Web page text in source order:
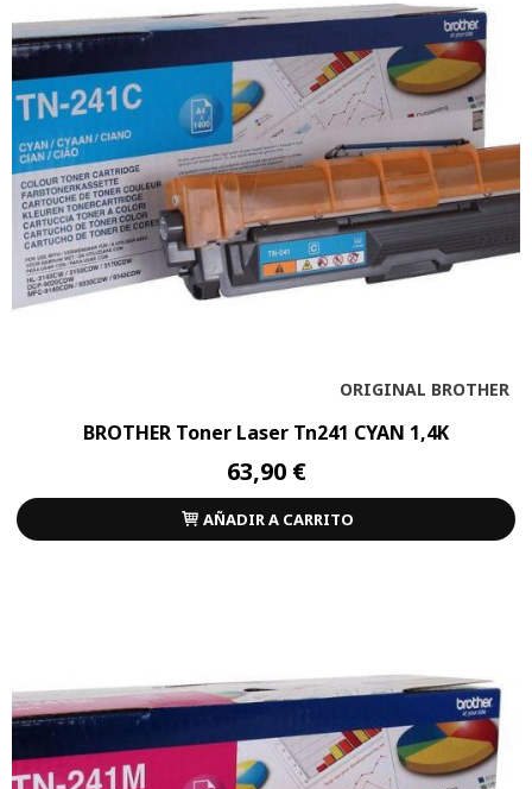
ORIGINAL BROTHER
BROTHER Toner Laser Tn241 CYAN 1,4K
63,90 €
AÑADIR A CARRITO